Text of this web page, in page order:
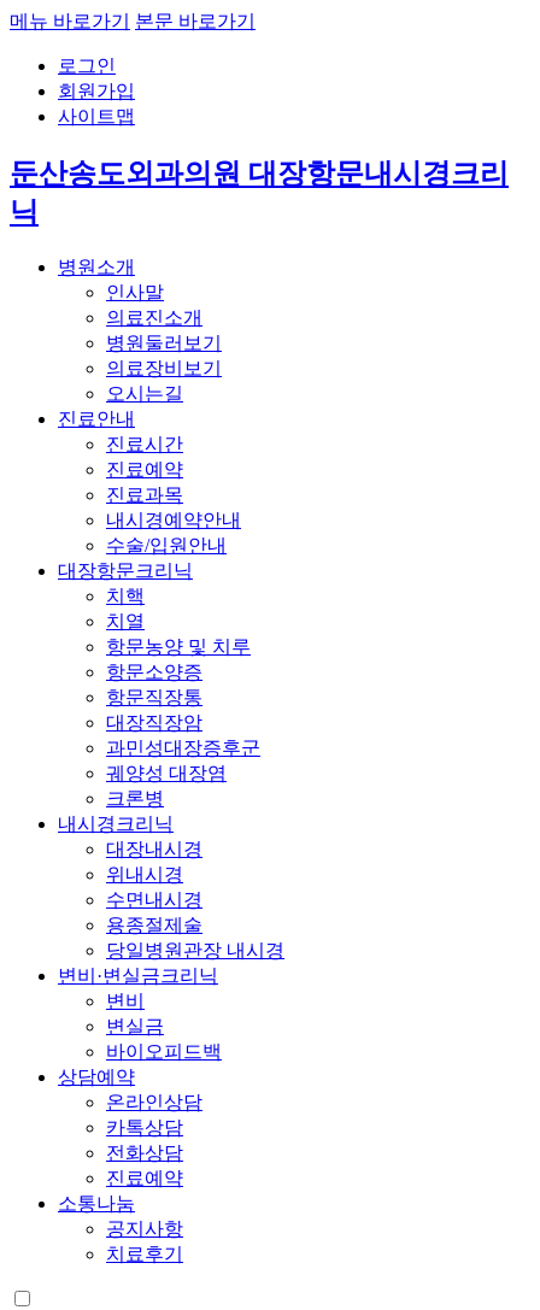
메뉴 바로가기 본문 바로가기
로그인
회원가입
사이트맵
둔산송도외과의원 대장항문내시경크리
닉
병원소개
인사말
의료진소개
병원둘러보기
의료장비보기
오시는길
진료안내
진료시간
진료예약
진료과목
내시경예약안내
수술/입원안내
대장항문크리닉
치핵
치열
항문농양 및 치루
항문소양증
항문직장통
대장직장암
과민성대장증후군
궤양성 대장염
크론병
내시경크리닉
대장내시경
위내시경
수면내시경
용종절제술
당일병원관장 내시경
변비·변실금크리닉
변비
변실금
바이오피드백
상담예약
온라인상담
카톡상담
전화상담
진료예약
소통나눔
공지사항
치료후기